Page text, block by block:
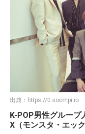
出典： https://0.soompi.io
K-POP男性グループ
X（モンスタ・エッ